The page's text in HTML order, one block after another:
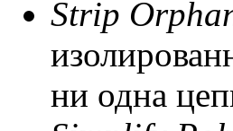
Strip
ни одна